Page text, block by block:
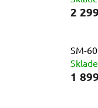
2
SM-
1